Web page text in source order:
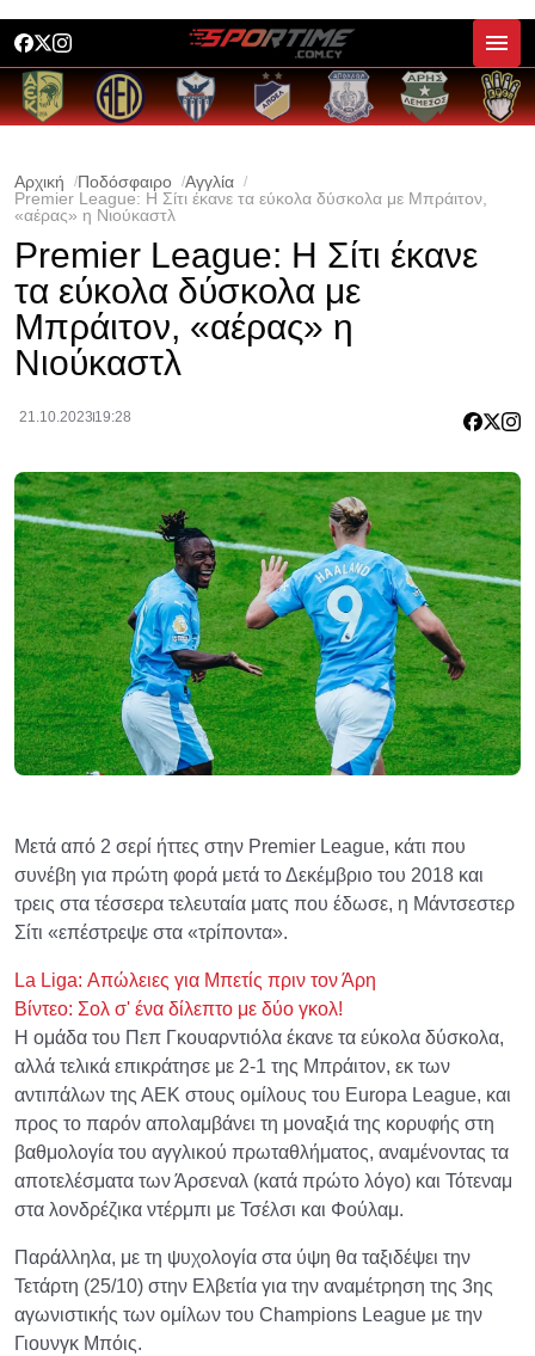
Αρχική Ποδόσφαιρο
Αγγλία
Premier League: Η Σίτι έκανε τα εύκολα δύσκολα με Μπράιτον,
«αέρας» η Νιούκαστλ
Premier League: Η Σίτι έκανε
τα εύκολα δύσκολα με
Μπράιτον, «αέρας» η
Νιούκαστλ
21.10.2023 19:28
Μετά από 2 σερί ήττες στην Premier League, κάτι που
συνέβη για πρώτη φορά μετά το Δεκέμβριο του 2018 και
τρεις στα τέσσερα τελευταία ματς που έδωσε, η Μάντσεστερ
Σίτι «επέστρεψε στα «τρίποντα».
La Liga: Απώλειες για Μπετίς πριν τον Άρη
Βίντεο: Σολ σ' ένα δίλεπτο με δύο γκολ!
Η ομάδα του Πεπ Γκουαρντιόλα έκανε τα εύκολα δύσκολα,
αλλά τελικά επικράτησε με 2-1 της Μπράιτον, εκ των
αντιπάλων της ΑΕΚ στους ομίλους του Europa League, και
προς το παρόν απολαμβάνει τη μοναξιά της κορυφής στη
βαθμολογία του αγγλικού πρωταθλήματος, αναμένοντας τα
αποτελέσματα των Άρσεναλ (κατά πρώτο λόγο) και Τότεναμ
στα λονδρέζικα ντέρμπι με Τσέλσι και Φούλαμ.
Παράλληλα, με τη ψυχολογία στα ύψη θα ταξιδέψει την
Τετάρτη (25/10) στην Ελβετία για την αναμέτρηση της 3ης
αγωνιστικής των ομίλων του Champions League με την
Γιουνγκ Μπόις.